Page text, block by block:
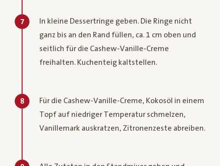
7
In kleine Dessertringe geben. Die Ringe nicht
ganz bis an den Rand füllen, ca. 1 cm oben und
seitlich für die Cashew-Vanille-Creme
freihalten. Kuchenteig kaltstellen.
8
Für die Cashew-Vanille-Creme, Kokosöl in einem
Topf auf niedriger Temperatur schmelzen,
Vanillemark auskratzen, Zitronenzeste abreiben.